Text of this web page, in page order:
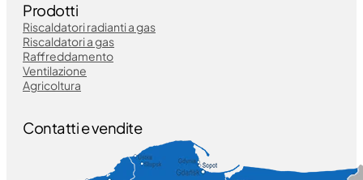
Prodotti
Riscaldatori radianti a gas
Riscaldatori a gas
Raffreddamento
Ventilazione
Agricoltura
Contatti e vendite